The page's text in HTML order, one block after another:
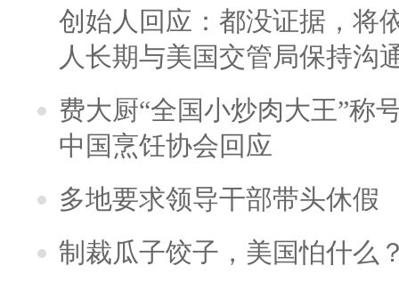
创始人回应：都没证据，将
人长期与美国交管局保持沟
费大厨“全国小炒肉大王”称
中国烹饪协会回应
多地要求领导干部带头休假
制裁瓜子饺子，美国怕什么